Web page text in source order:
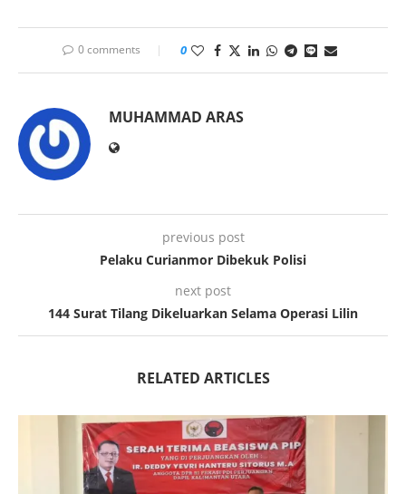
0 comments 0
MUHAMMAD ARAS
previous post
Pelaku Curianmor Dibekuk Polisi
next post
144 Surat Tilang Dikeluarkan Selama Operasi Lilin
RELATED ARTICLES